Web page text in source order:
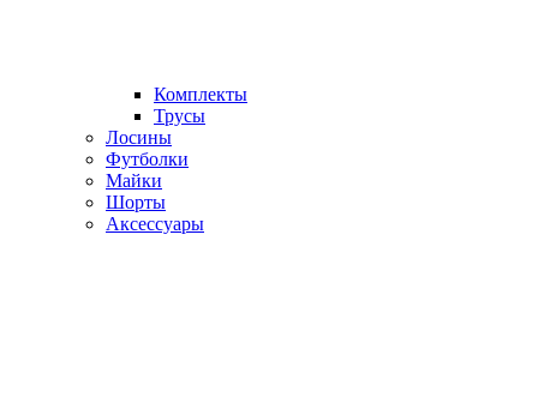
Комплекты
Трусы
Лосины
Футболки
Майки
Шорты
Аксессуары